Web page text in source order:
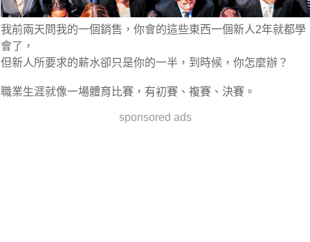
我前兩天問我的一個銷售，你會的這些東西一個新人2年就都學
會了，
但新人所要求的薪水卻只是你的一半，到時候，你怎麼辦？
職業生涯就像一場體育比賽，有初賽、複賽、決賽。
sponsored ads